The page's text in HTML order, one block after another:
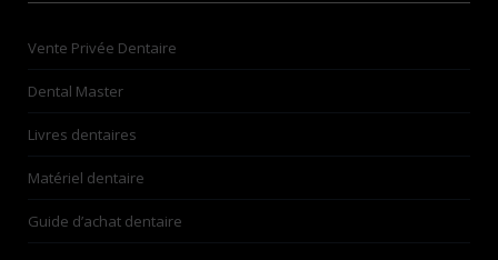
Vente Privée Dentaire
Dental Master
Livres dentaires
Matériel dentaire
Guide d’achat dentaire